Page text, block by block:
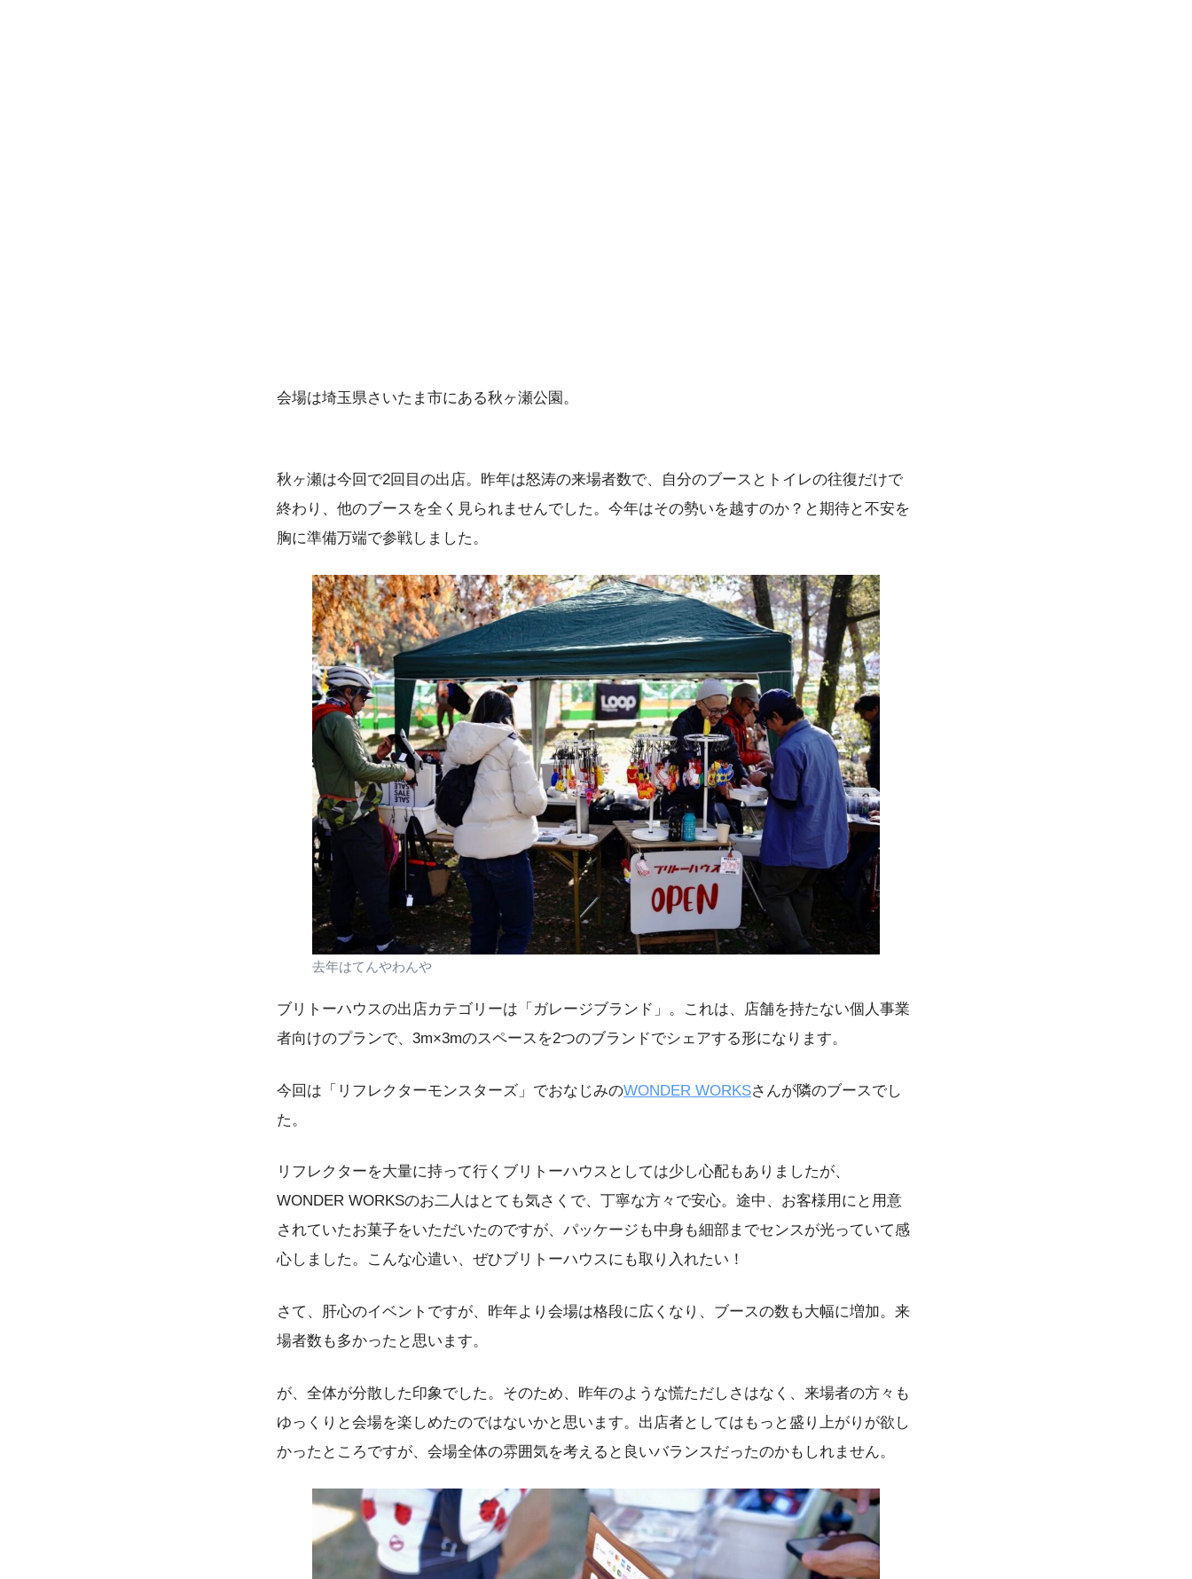
会場は埼玉県さいたま市にある秋ヶ瀬公園。
秋ヶ瀬は今回で2回目の出店。昨年は怒涛の来場者数で、自分のブースとトイレの往復だけで
終わり、他のブースを全く見られませんでした。今年はその勢いを越すのか？と期待と不安を
胸に準備万端で参戦しました。
去年はてんやわんや
ブリトーハウスの出店カテゴリーは「ガレージブランド」。これは、店舗を持たない個人事業
者向けのプランで、3m×3mのスペースを2つのブランドでシェアする形になります。
今回は「リフレクターモンスターズ」でおなじみのWONDER WORKSさんが隣のブースでし
た。
リフレクターを大量に持って行くブリトーハウスとしては少し心配もありましたが、
WONDER WORKSのお二人はとても気さくで、丁寧な方々で安心。途中、お客様用にと用意
されていたお菓子をいただいたのですが、パッケージも中身も細部までセンスが光っていて感
心しました。こんな心遣い、ぜひブリトーハウスにも取り入れたい！
さて、肝心のイベントですが、昨年より会場は格段に広くなり、ブースの数も大幅に増加。来
場者数も多かったと思います。
が、全体が分散した印象でした。そのため、昨年のような慌ただしさはなく、来場者の方々も
ゆっくりと会場を楽しめたのではないかと思います。出店者としてはもっと盛り上がりが欲し
かったところですが、会場全体の雰囲気を考えると良いバランスだったのかもしれません。